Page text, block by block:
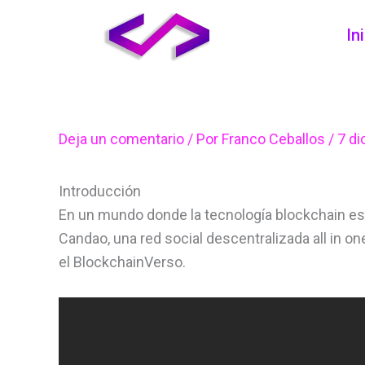
Deja un comentario / Por Franco Ceballos / 7
Introducción
En un mundo donde la tecnología blockchain
Candao, una red social descentralizada all in
el BlockchainVerso.